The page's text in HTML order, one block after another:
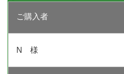
ご購入者
N 様